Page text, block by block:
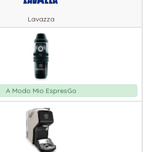
Lavazza
A Modo Mio EspresGo